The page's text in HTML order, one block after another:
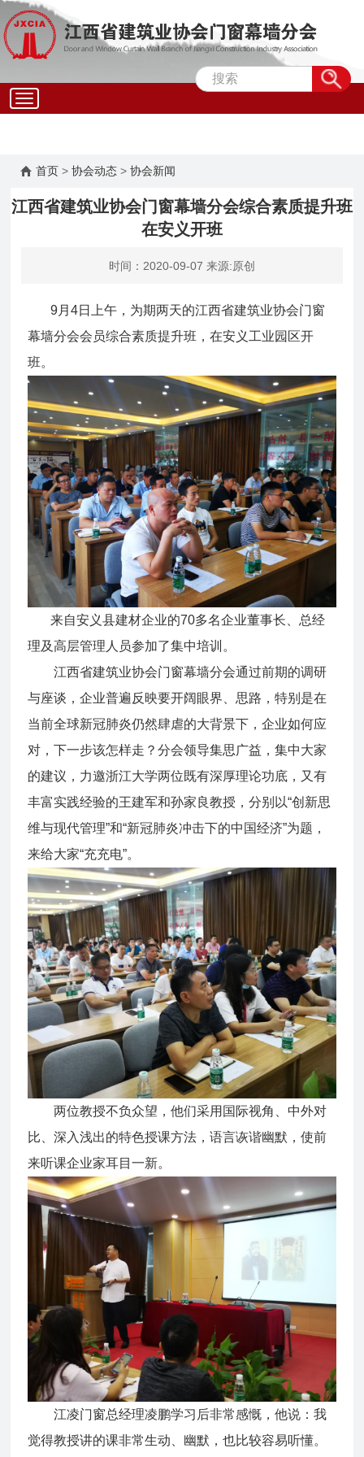
wap-
nav
首页 >协会动态 >协会新闻
江西省建筑业协会门窗幕墙分会综合素质提升班
在安义开班
时间：2020-09-07 来源:原创
9月4日上午，为期两天的江西省建筑业协会门窗
幕墙分会会员综合素质提升班，在安义工业园区开
班。
来自安义县建材企业的70多名企业董事长、总经
理及高层管理人员参加了集中培训。
江西省建筑业协会门窗幕墙分会通过前期的调研
与座谈，企业普遍反映要开阔眼界、思路，特别是在
当前全球新冠肺炎仍然肆虐的大背景下，企业如何应
对，下一步该怎样走？分会领导集思广益，集中大家
的建议，力邀浙江大学两位既有深厚理论功底，又有
丰富实践经验的王建军和孙家良教授，分别以“创新思
维与现代管理”和“新冠肺炎冲击下的中国经济”为题，
来给大家“充充电”。
两位教授不负众望，他们采用国际视角、中外对
比、深入浅出的特色授课方法，语言诙谐幽默，使前
来听课企业家耳目一新。
江凌门窗总经理凌鹏学习后非常感慨，他说：我
觉得教授讲的课非常生动、幽默，也比较容易听懂。